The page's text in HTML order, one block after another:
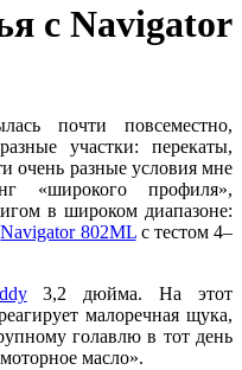
с Navigator
почти повсеместно,
участки: перекаты,
разные условия мне
«широкого профиля»,
в широком диапазоне:
Navigator 802MLс тестом 4–
3,2 дюйма. На этот
малоречная щука,
голавлю в тот день
масло».